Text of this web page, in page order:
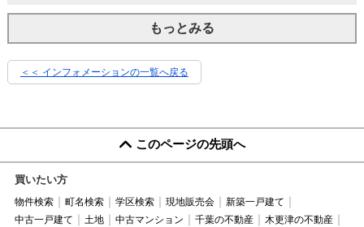
もっとみる
＜＜ インフォメーションの一覧へ戻る
このページの先頭へ
買いたい方
物件検索 町名検索 学区検索 現地販売会
新築一戸建て
中古一戸建て
土地 中古マンション 千葉の不動産
木更津の不動産